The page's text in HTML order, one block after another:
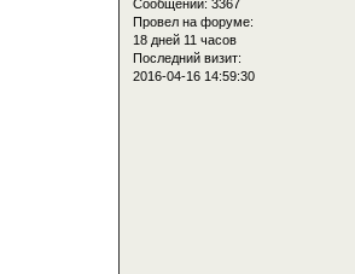
Сообщений: 3367
Провел на форуме:
18 дней 11 часов
Последний визит:
2016-04-16 14:59:30